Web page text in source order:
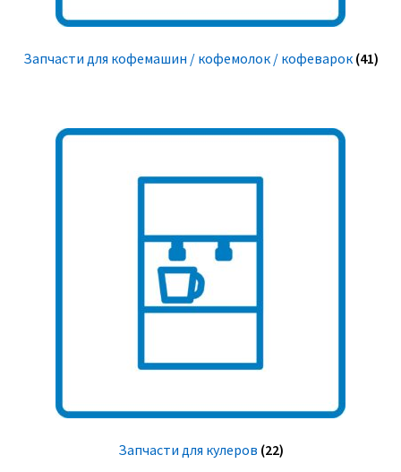
Запчасти для кофемашин / кофемолок / кофеварок (41)
Запчасти для кулеров (22)